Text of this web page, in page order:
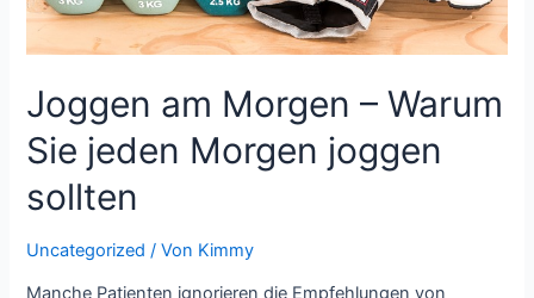
Joggen am Morgen – Warum
Sie jeden Morgen joggen
sollten
Uncategorized / Von Kimmy
Manche Patienten ignorieren die Empfehlungen von